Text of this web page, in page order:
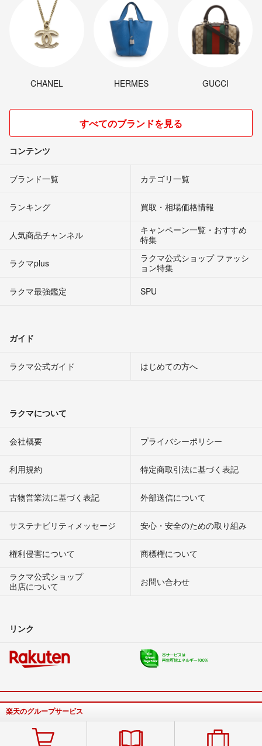
CHANEL HERMES GUCCI
すべてのブランドを見る
コンテンツ
ブランド一覧 カテゴリ一覧
ランキング 買取・相場価格情報
人気商品チャンネル
キャンペーン一覧・おすすめ
特集
ラクマplus
ラクマ公式ショップ ファッシ
ョン特集
ラクマ最強鑑定
SPU
ガイド
ラクマ公式ガイド はじめての方へ
ラクマについて
会社概要 プライバシーポリシー
利用規約 特定商取引法に基づく表記
古物営業法に基づく表記 外部送信について
サステナビリティメッセージ 安心・安全のための取り組み
権利侵害について
商標権について
ラクマ公式ショップ
出店について
お問い合わせ
リンク
楽天のグループサービス